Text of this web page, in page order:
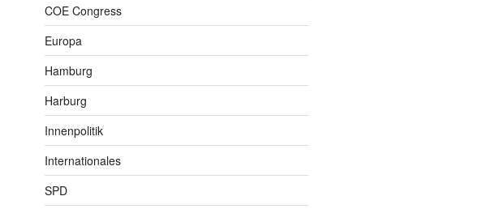
COE Congress
Europa
Hamburg
Harburg
Innenpolitik
Internationales
SPD